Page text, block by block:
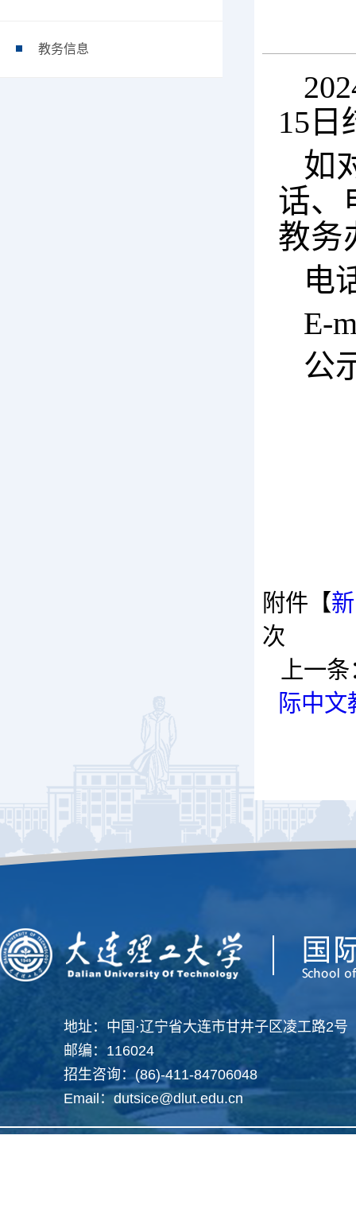
教务信息
15日
如
话、
教务
电
E-
公
附件【
次
上一
际中
地址：中国·辽宁省大连市甘井子区凌工路2号
邮编：116024
招生咨询：(86)-411-84706048
Email：dutsice@dlut.edu.cn